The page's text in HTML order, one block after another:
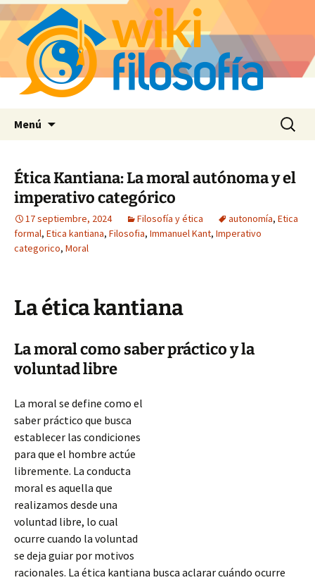
Menú Buscar:
Ética Kantiana: La moral autónoma y el
imperativo categórico
17 septiembre, 2024 Filosofía y ética autonomía, Etica
formal, Etica kantiana, Filosofia, Immanuel Kant, Imperativo
categorico, Moral
La ética kantiana
La moral como saber práctico y la
voluntad libre
La moral se define como el
saber práctico que busca
establecer las condiciones
para que el hombre actúe
libremente. La conducta
moral es aquella que
realizamos desde una
voluntad libre, lo cual
ocurre cuando la voluntad
se deja guiar por motivos
racionales. La ética kantiana busca aclarar cuándo ocurre